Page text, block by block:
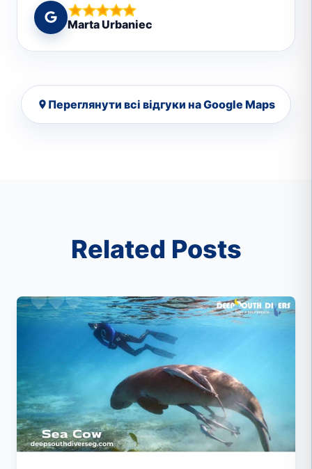
Marta Urbaniec
Переглянути всі відгуки на Google Maps
Related Posts